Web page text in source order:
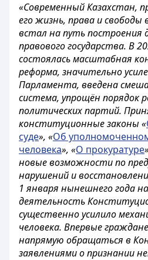
«Современный Казахстан,
его жизнь, права и
встал на путь построения
правового государства. В
состоялась масштабная
реформа, значительно
Парламента, введена
система, упрощён порядок
политических партий.
конституционные законы «
суде», «Об
человека», «О прокуратуре
новые возможности по
нарушений и
1 января нынешнего года
деятельность
существенно усилило
человека. Впервые
напрямую обращаться в
заявлениями о признании